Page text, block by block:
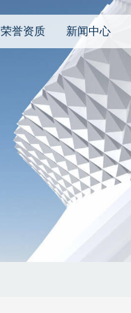
荣誉资质 新闻中心